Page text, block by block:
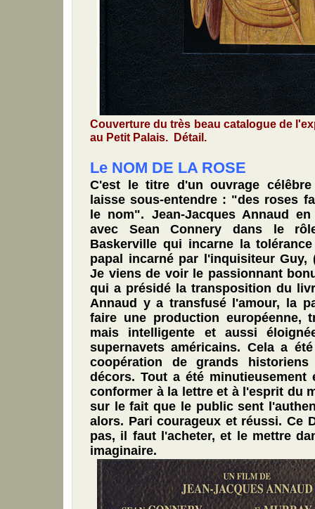
Couverture du très beau catalogue de
au Petit Palais. Détail.
Le NOM DE LA ROSE
C'est le titre d'un ouvrage
laisse sous-entendre : "des roses
le nom". Jean-Jacques Annaud
avec Sean Connery dans le
Baskerville qui incarne la
papal incarné par l'inquisiteur Guy,
Je viens de voir le passionnant
qui a présidé la transposition du
Annaud y a transfusé l'amour, la
faire une production européenne,
mais intelligente et aussi
supernavets américains. Cela a
coopération de grands
décors. Tout a été minutieusement
conformer à la lettre et à l'esprit du
sur le fait que le public sent
alors. Pari courageux et réussi. Ce
pas, il faut l'acheter, et le mettre
imaginaire.